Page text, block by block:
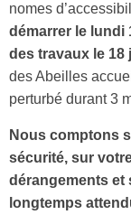
nomes
démarrer le lundi
des travaux le 18
des Abeilles
perturbé durant 3
Nous comptons
sécurité, sur
dérangements et
longtemps